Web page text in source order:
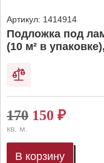
Артикул: 1414914
Подложка под
(10 м² в
170 150 ₽
кв. м.
В корзину